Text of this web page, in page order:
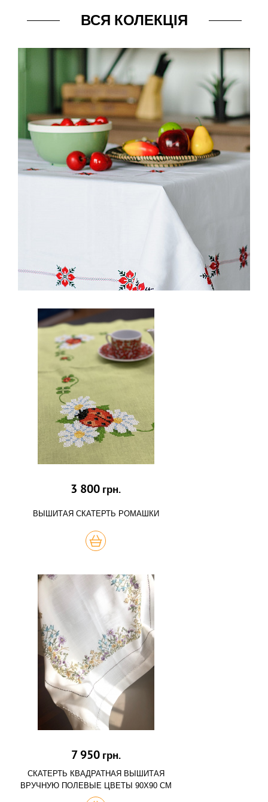
ВСЯ КОЛЕКЦІЯ
3 800 грн.
ВЫШИТАЯ СКАТЕРТЬ РОМАШКИ
КУПИТЬ
7 950грн.
СКАТЕРТЬ КВАДРАТНАЯ ВЫШИТАЯ
ВРУЧНУЮ ПОЛЕВЫЕ ЦВЕТЫ 90Х90 СМ